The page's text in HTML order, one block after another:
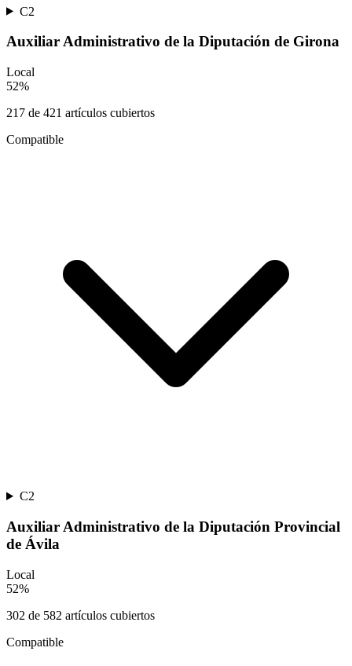
C2
Auxiliar Administrativo de la Diputación de Girona
Local
52%
217 de 421 artículos cubiertos
Compatible
C2
Auxiliar Administrativo de la Diputación Provincial
de Ávila
Local
52%
302 de 582 artículos cubiertos
Compatible